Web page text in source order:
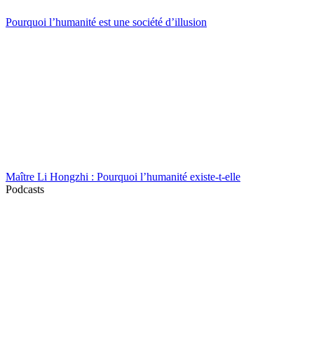
Pourquoi l’humanité est une société d’illusion
Maître Li Hongzhi : Pourquoi l’humanité existe-t-elle
Podcasts